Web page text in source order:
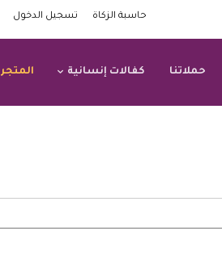
حاسبة الزكاة تسجيل الدخول
حملاتنا كفالات إنسانية المتجر